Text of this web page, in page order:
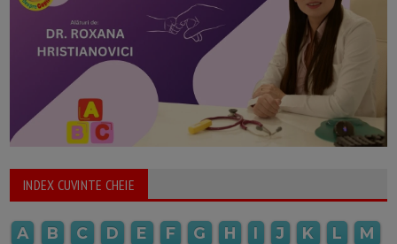
INDEX CUVINTE CHEIE
A B C D E F G H I J K L
M